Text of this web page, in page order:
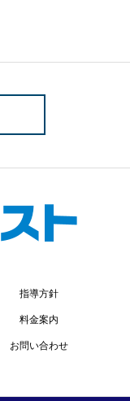
指導方針
料金案内
お問い合わせ